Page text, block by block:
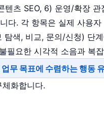
텐츠 SEO, 6) 운영/확장 관
다. 각 항목은 실제 사용자
탐색, 비교, 문의/신청) 단
필요한 시각적 소음과 복
업무 목표에 수렴하는 행동
화합니다.